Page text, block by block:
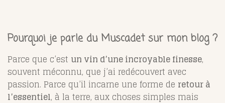
Pourquoi je parle du Muscadet sur mon blog ?
Parce que c’est un vin d’une incroyable finesse,
souvent méconnu, que j’ai redécouvert avec
passion. Parce qu’il incarne une forme de retour à
l’essentiel, à la terre, aux choses simples mais